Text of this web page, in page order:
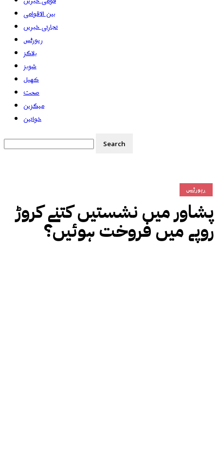
بین الاقوامی
تجارتی خبریں
رپورٹس
بلاگز
شوبز
کھیل
صحت
میگزین
خواتین
رپورٹس
پشاور میں نشستیں کتنے کروڑ
روپے میں فروخت ہوئیں؟